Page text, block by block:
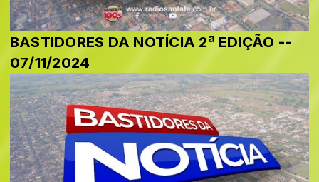
BASTIDORES DA NOTÍCIA 2ª EDIÇÃO --
07/11/2024